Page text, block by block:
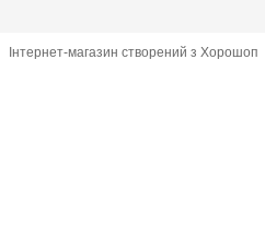
Інтернет-магазин створений з Хорошоп